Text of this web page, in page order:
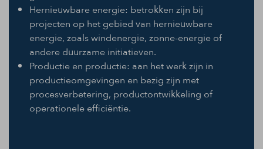
Hernieuwbare energie: betrokken zijn bij
projecten op het gebied van hernieuwbare
energie, zoals windenergie, zonne-energie of
andere duurzame initiatieven.
Productie en productie: aan het werk zijn in
productieomgevingen en bezig zijn met
procesverbetering, productontwikkeling of
operationele efficiëntie.